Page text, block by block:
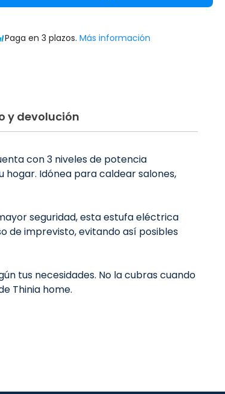
Paga en 3 plazos. Más información
y devolución
con 3 niveles de potencia
Idónea para caldear salones,
seguridad, esta estufa eléctrica
de imprevisto, evitando así posibles
tus necesidades. No la cubras cuando
Thinia home.